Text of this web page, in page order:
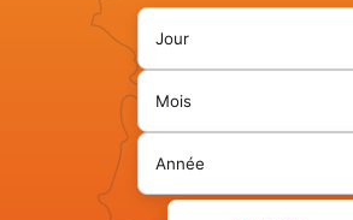
Page
Jour de naissance
Mois de naissance
Année de naissance
Une offre de services adaptée aux
Une offre de boissons adaptée